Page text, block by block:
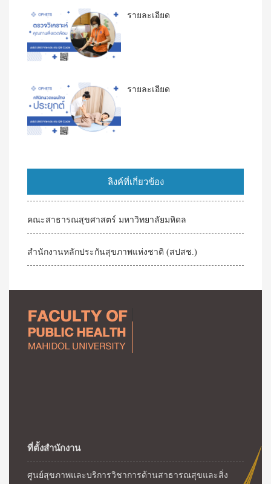
รายละเอียด
รายละเอียด
ลิงค์ที่เกี่ยวข้อง
คณะสาธารณสุขศาสตร์ มหาวิทยาลัยมหิดล
สำนักงานหลักประกันสุขภาพแห่งชาติ (สปสช.)
ที่ตั้งสำนักงาน
ศูนย์สุขภาพและบริการวิชาการด้านสาธารณสุขและสิ่ง